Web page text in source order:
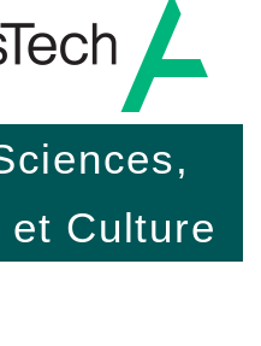
et Culture